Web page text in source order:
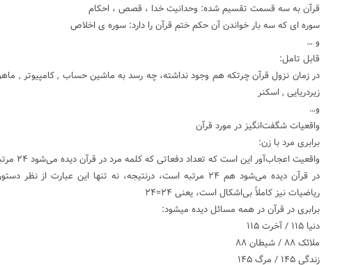
قرآن به سه قسمت تقسیم شده: وحدانیت خدا ، قصص ، احکام
سوره ای که سه بار خواندن آن حکم ختم قرآن را دارد: سوره ی اخلاص
و …
قابل تامل:
در زمان نزول قرآن چرتکه هم وجود نداشته، چه رسد به ماشین حساب , کامپیوتر ,
زیردریایی , اسکنر
و…
واقعیات شگفت‌انگیز در مورد قرآن
برابری مرد با زن:
واقعیت
در قرآن دیده می‌شود هم ۲۴ مرتبه است، درنتیجه، نه تنها این
ریاضیات نیز کاملاً بی‌اشکال است، یعنی ۲۴=۲۴
برابری در قرآن در همه مسائل دیده میشود:
دنیا ۱۱۵ / آخرت ۱۱۵
ملائک ۸۸ / شیطان ۸۸
زندگی ۱۴۵ / مرگ ۱۴۵